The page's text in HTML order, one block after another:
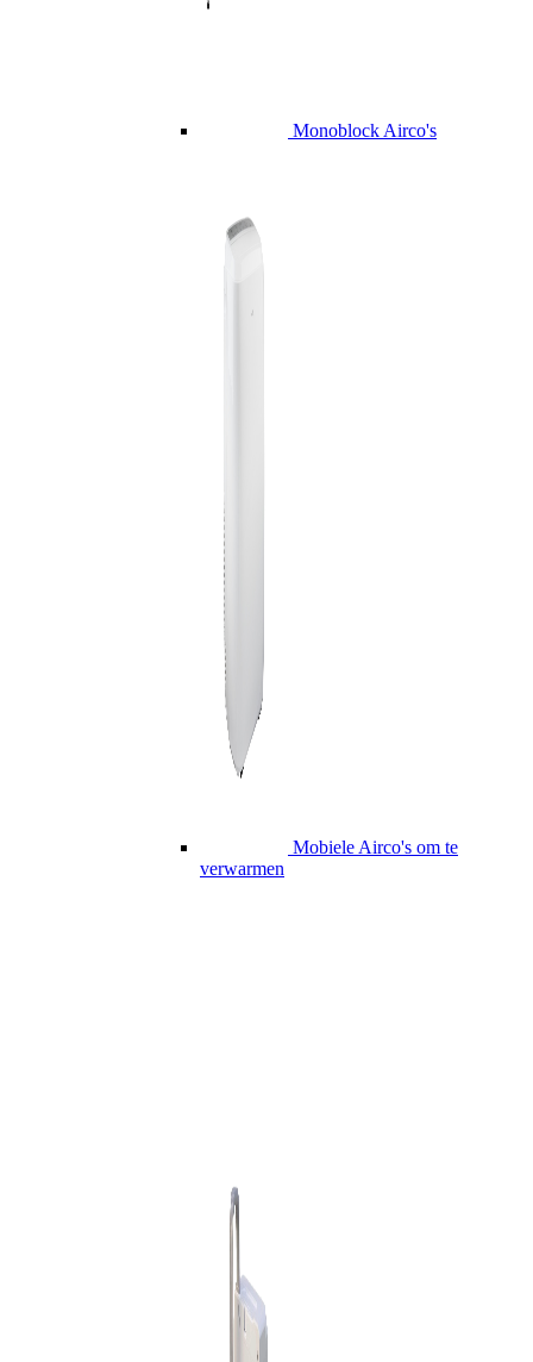
Monoblock Airco's
Mobiele Airco's om te
verwarmen